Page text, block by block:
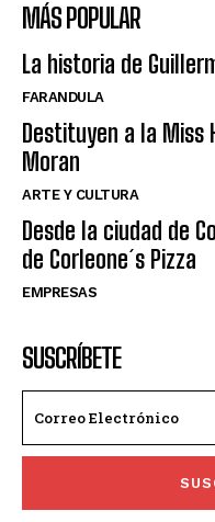
MÁS POPULAR
La historia de
FARANDULA
Destituyen a la Miss
Moran
ARTE Y CULTURA
Desde la ciudad de
de Corleone´s Pizza
EMPRESAS
SUSCRÍBETE